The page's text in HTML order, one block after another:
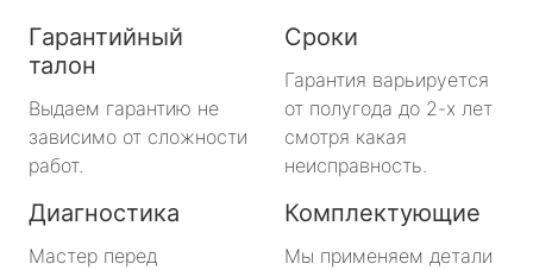
Гарантийный
талон
Выдаем гарантию не
зависимо от сложности
работ.
Сроки
Гарантия варьируется
от полугода до 2-х лет
смотря какая
неисправность.
Диагностика
Мастер перед
Комплектующие
Мы применяем детали